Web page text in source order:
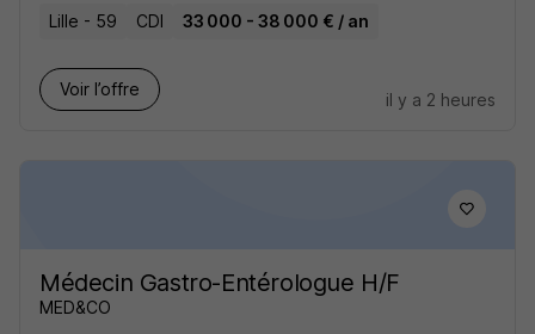
Lille - 59 CDI 33 000 - 38 000 € / an
Voir l’offre
il y a 2 heures
Médecin Gastro-Entérologue H/F
MED&CO